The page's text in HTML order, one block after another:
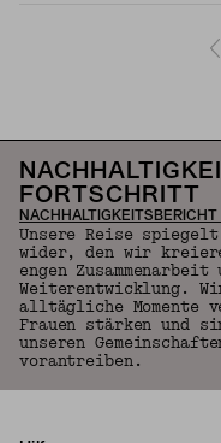
FORTSCHRITT
NACHHALTIGKEITSBERICHT
Unsere Reise spiegelt
wider, den wir
engen
Weiterentwicklung.
alltägliche Momente
Frauen stärken und
unseren
vorantreiben.